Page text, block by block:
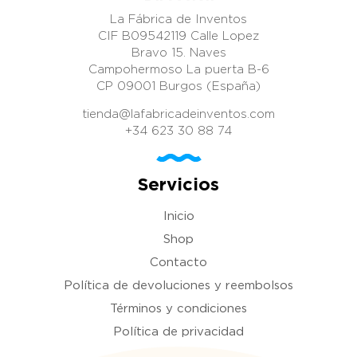
donde invertir dinero.
Comprar una patente es una
inversión muy rentable y
sencilla gracias a La Fábrica
de Inventos. Puedes invertir
dinero en comprar patentes
sin tener que adelantar
en comprar una patente,
llámanos o mándanos un
WhatsApp al +34 623 30 88
tienda@lafabricadeinventos.com.
Somos muy accesibles,
cercanos y damos cientos
e inversores donde invertir
dinero en comprar patentes.
La Fábrica de Inventos
CIF B09542119 Calle Lopez
Bravo 15. Naves
Campohermoso La puerta B-6
CP 09001 Burgos (España)
tienda@lafabricadeinventos.com
+34 623 30 88 74
Servicios
Inicio
Shop
Contacto
Política de devoluciones y reembolsos
Términos y condiciones
Política de privacidad